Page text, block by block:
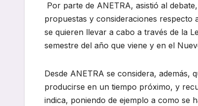
Por parte de ANETRA, asistió al
propuestas y consideraciones respecto
se quieren llevar a cabo a través de la
semestre del año que viene y en el
Desde ANETRA se considera, además,
producirse en un tiempo próximo, y
indica, poniendo de ejemplo a como se